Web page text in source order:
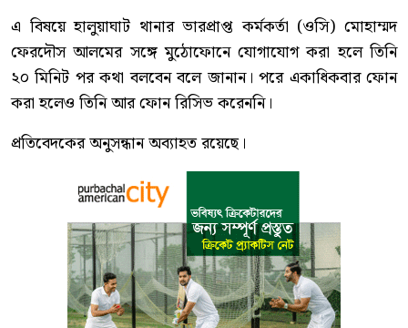
এ বিষয়ে হালুয়াঘাট থানার ভারপ্রাপ্ত কর্মকর্তা (ওসি) মোহাম্মদ
ফেরদৌস আলমের সঙ্গে মুঠোফোনে যোগাযোগ করা হলে তিনি
২০ মিনিট পর কথা বলবেন বলে জানান। পরে একাধিকবার ফোন
করা হলেও তিনি আর ফোন রিসিভ করেননি।
প্রতিবেদকের অনুসন্ধান অব্যাহত রয়েছে।